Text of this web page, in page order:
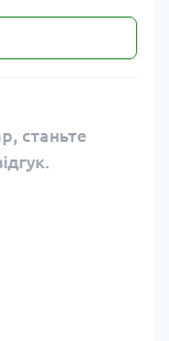
станьте